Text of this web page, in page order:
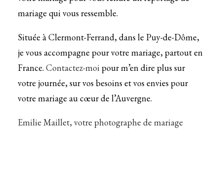
mariage qui vous ressemble.
Située à Clermont-Ferrand, dans le Puy-de-Dôme,
je vous accompagne pour votre mariage, partout en
France. Contactez-moi pour m’en dire plus sur
votre journée, sur vos besoins et vos envies pour
votre mariage au cœur de l’Auvergne.
Emilie Maillet, votre photographe de mariage